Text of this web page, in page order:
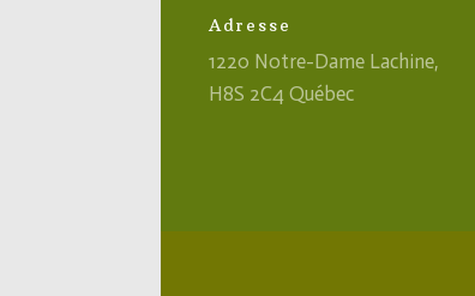
Adresse
1220 Notre-Dame Lachine,
H8S 2C4 Québec